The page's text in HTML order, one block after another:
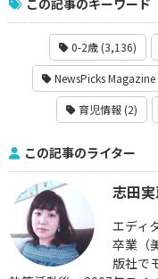
0-2歳 (3,136)
NewsPicks Magazine
育児情報 (2)
この記事のライター
志田
エディ
卒業（
版社で